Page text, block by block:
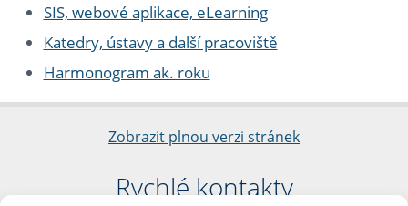
SIS, webové aplikace, eLearning
Katedry, ústavy a další pracoviště
Harmonogram ak. roku
Zobrazit plnou verzi stránek
Rychlé kontakty